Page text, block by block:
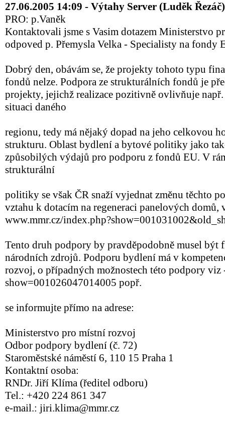
27.06.2005 14:09 - Výtahy Server (Luděk Řezáč)
PRO: p.Vaněk
Kontaktovali jsme s Vasim dotazem Ministerstvo
odpoved p. Přemysla Velka - Specialisty na fondy
Dobrý den, obávám se, že projekty tohoto typu
fondů nelze. Podpora ze strukturálních fondů je
projekty, jejichž realizace pozitivně ovlivňuje
situaci daného
regionu, tedy má nějaký dopad na jeho celkovou
strukturu. Oblast bydlení a bytové politiky jako
způsobilých výdajů pro podporu z fondů EU. V
strukturální
politiky se však ČR snaží vyjednat změnu těchto
vztahu k dotacím na regeneraci panelových domů,
www.mmr.cz/
Tento druh podpory by pravděpodobně musel být
národních zdrojů. Podporu bydlení má v
rozvoj, o případných možnostech této podpory viz
show=001026047014005 popř.
se informujte přímo na adrese:
Ministerstvo pro místní rozvoj
Odbor podpory bydlení (č. 72)
Staroměstské náměstí 6, 110 15 Praha 1
Kontaktní osoba:
RNDr. Jiří Klíma (ředitel odboru)
Tel.: +420 224 861 347
e-mail.: jiri.klima@mmr.cz